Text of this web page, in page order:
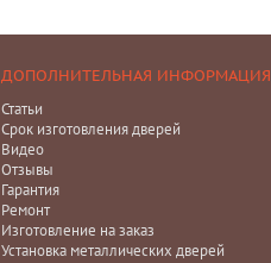
ДОПОЛНИТЕЛЬНАЯ ИНФОРМАЦИЯ
Статьи
Срок изготовления дверей
Видео
Отзывы
Гарантия
Ремонт
Изготовление на заказ
Установка металлических дверей